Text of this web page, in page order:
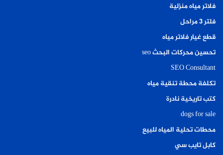
فلاتر مياه منزلية
فلتر ٣ مراحل
قطع غيار فلاتر مياه
تحسين محركات البحث seo
SEO Consultant
تكلفة محطة تنقية مياه
كتب تاريخية نادرة
dogs for sale
محطات تحلية المياه للبيع
كابل تايب سي